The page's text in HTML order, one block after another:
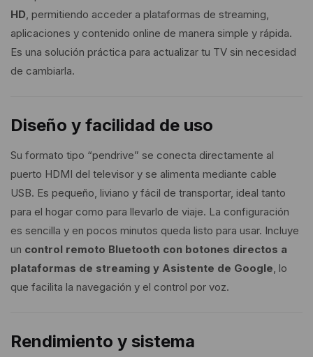
HD , permitiendo acceder a plataformas de streaming,
aplicaciones y contenido online de manera simple y rápida.
Es una solución práctica para actualizar tu TV sin necesidad
de cambiarla.
Diseño y facilidad de uso
Su formato tipo “pendrive” se conecta directamente al
puerto HDMI del televisor y se alimenta mediante cable
USB. Es pequeño, liviano y fácil de transportar, ideal tanto
para el hogar como para llevarlo de viaje. La configuración
es sencilla y en pocos minutos queda listo para usar. Incluye
un control remoto Bluetooth con botones directos a
plataformas de streaming y Asistente de Google, lo
que facilita la navegación y el control por voz.
Rendimiento y sistema